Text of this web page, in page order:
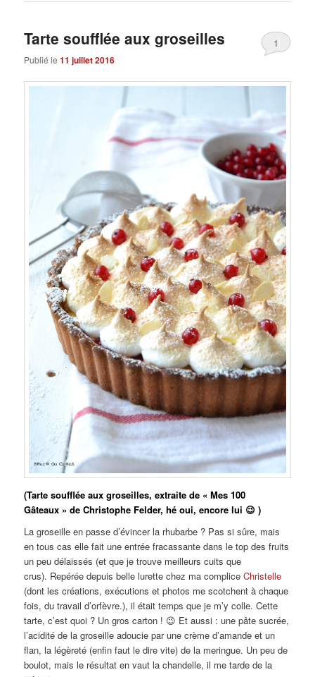
Tarte soufflée aux groseilles
Publié le11 juillet 2016
1
(Tarte soufflée aux groseilles, extraite de « Mes 100
Gâteaux » de Christophe Felder, hé oui, encore lui 😉 )
La groseille en passe d’évincer la rhubarbe ? Pas si sûre, mais
en tous cas elle fait une entrée fracassante dans le top des fruits
un peu délaissés (et que je trouve meilleurs cuits que
crus). Repérée depuis belle lurette chez ma compliceChristelle
(dont les créations, exécutions et photos me scotchent à chaque
fois, du travail d’orfèvre.), il était temps que je m’y colle. Cette
tarte, c’est quoi ? Un gros carton ! 😉 Et aussi : une pâte sucrée,
l’acidité de la groseille adoucie par une crème d’amande et un
flan, la légèreté (enfin faut le dire vite) de la meringue. Un peu de
boulot, mais le résultat en vaut la chandelle, il me tarde de la